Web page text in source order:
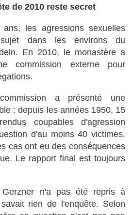
de 2010 reste secret
les agressions sexuelles
dans les environs du
En 2010, le monastère a
commission externe pour
a présenté une
: depuis les années 1950, 15
coupables d'agression
d'au moins 40 victimes.
cas ont eu des conséquences
Le rapport final est toujours
n'a pas été repris à
rien de l'enquête. Selon